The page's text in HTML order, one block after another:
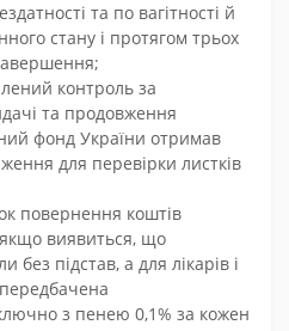
та по вагітності й
стану і протягом трьох
контроль за
та продовження
фонд України отримав
для перевірки листків
повернення коштів
виявиться, що
без підстав, а для лікарів і
з пенею 0,1% за кожен